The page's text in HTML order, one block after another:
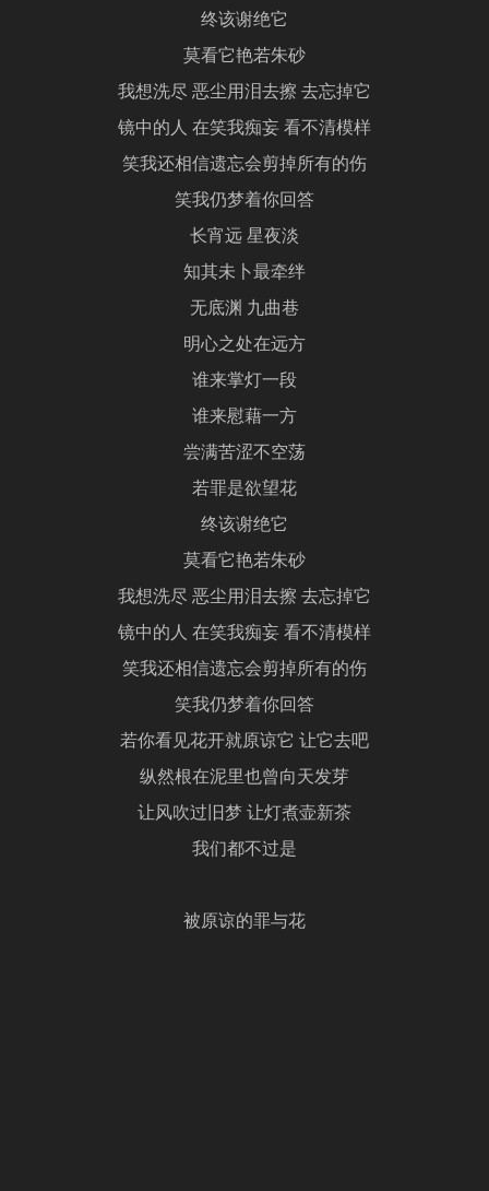
终该谢绝它
莫看它艳若朱砂
我想洗尽 恶尘用泪去擦 去忘掉它
镜中的人 在笑我痴妄 看不清模样
笑我还相信遗忘会剪掉所有的伤
笑我仍梦着你回答
长宵远 星夜淡
知其未卜最牵绊
无底渊 九曲巷
明心之处在远方
谁来掌灯一段
谁来慰藉一方
尝满苦涩不空荡
若罪是欲望花
终该谢绝它
莫看它艳若朱砂
我想洗尽 恶尘用泪去擦 去忘掉它
镜中的人 在笑我痴妄 看不清模样
笑我还相信遗忘会剪掉所有的伤
笑我仍梦着你回答
若你看见花开就原谅它 让它去吧
纵然根在泥里也曾向天发芽
让风吹过旧梦 让灯煮壶新茶
我们都不过是
被原谅的罪与花